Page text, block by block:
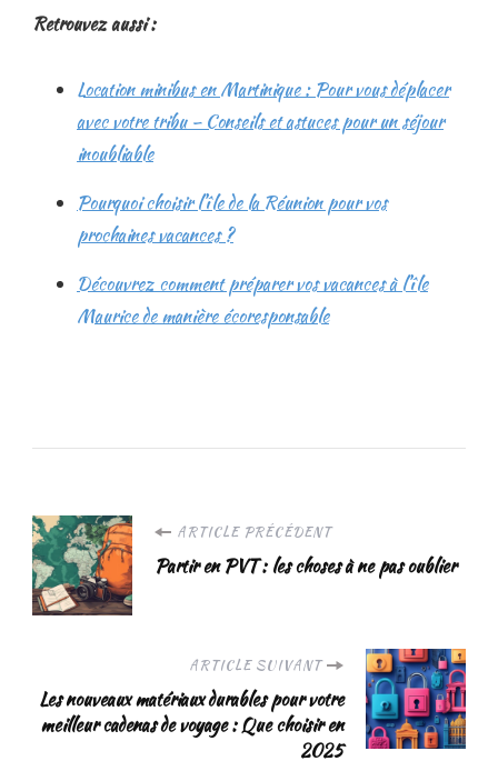
Retrouvez aussi :
Location minibus en Martinique : Pour vous déplacer
avec votre tribu – Conseils et astuces pour un séjour
inoubliable
Pourquoi choisir l’île de la Réunion pour vos
prochaines vacances ?
Découvrez comment préparer vos vacances à l’île
Maurice de manière écoresponsable
Navigation
d'article
ARTICLE PRÉCÉDENT
Partir en PVT : les choses à ne pas oublier
ARTICLE SUIVANT
Les nouveaux matériaux durables pour votre
meilleur cadenas de voyage : Que choisir en
2025